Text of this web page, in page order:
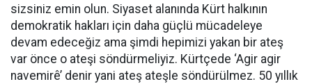
sizsiniz emin olun. Siyaset alanında Kürt halkının
demokratik hakları için daha güçlü mücadeleye
devam edeceğiz ama şimdi hepimizi yakan bir ateş
var önce o ateşi söndürmeliyiz. Kürtçede ‘Agir agir
navemirê’ denir yani ateş ateşle söndürülmez. 50 yıllık